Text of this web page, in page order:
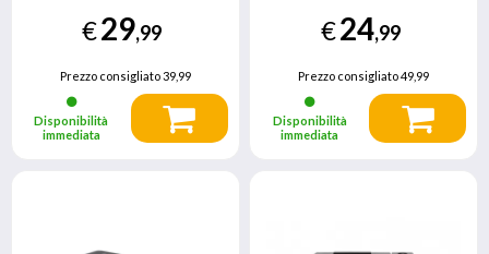
€29,99
Prezzo consigliato39,99
Disponibilità
immediata
€24,99
Prezzo consigliato49,99
Disponibilità
immediata